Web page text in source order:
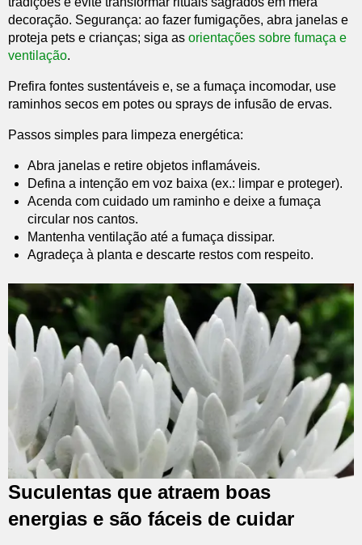
decoração. Segurança: ao fazer fumigações, abra janelas e
proteja pets e crianças; siga as orientações sobre fumaça e
ventilação.
Prefira fontes sustentáveis e, se a fumaça incomodar, use
raminhos secos em potes ou sprays de infusão de ervas.
Passos simples para limpeza energética:
Abra janelas e retire objetos inflamáveis.
Defina a intenção em voz baixa (ex.: limpar e proteger).
Acenda com cuidado um raminho e deixe a fumaça
circular nos cantos.
Mantenha ventilação até a fumaça dissipar.
Agradeça à planta e descarte restos com respeito.
Suculentas que atraem boas
energias e são fáceis de cuidar